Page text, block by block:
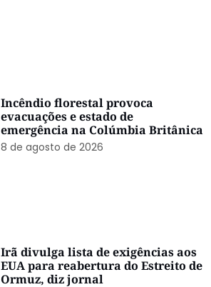
Incêndio florestal provoca
evacuações e estado de
emergência na Colúmbia Britânica
8 de agosto de 2026
Irã divulga lista de exigências aos
EUA para reabertura do Estreito de
Ormuz, diz jornal